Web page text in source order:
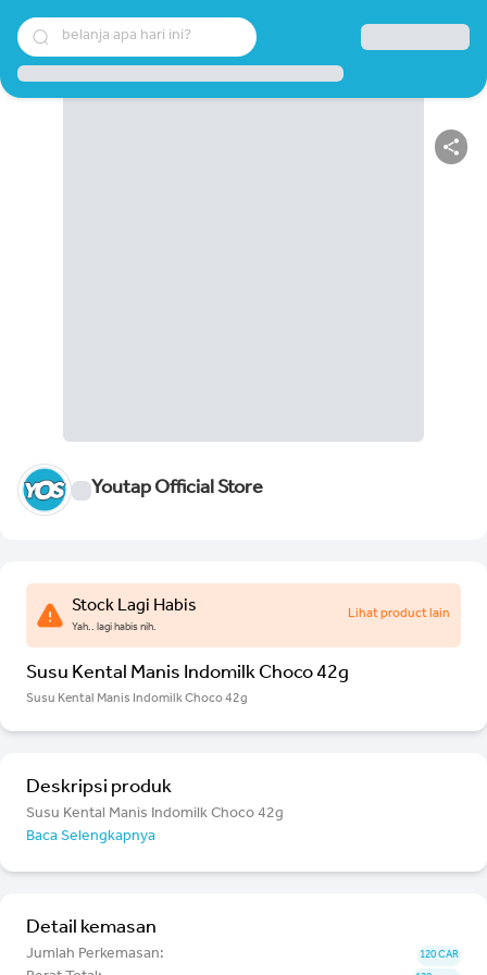
belanja apa hari ini?
Youtap Official Store
Stock Lagi Habis
Yah.. lagi habis nih.
Lihat product lain
Susu Kental Manis Indomilk Choco 42g
Susu Kental Manis Indomilk Choco 42g
Deskripsi produk
Susu Kental Manis Indomilk Choco 42g
Baca Selengkapnya
Detail kemasan
Jumlah Perkemasan: 120 CAR